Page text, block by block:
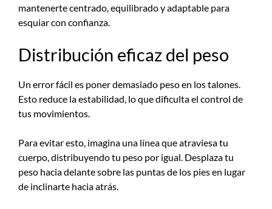
mantenerte centrado, equilibrado y adaptable para
esquiar con confianza.
Distribución eficaz del peso
Un error fácil es poner demasiado peso en los talones.
Esto reduce la estabilidad, lo que dificulta el control de
tus movimientos.
Para evitar esto, imagina una línea que atraviesa tu
cuerpo, distribuyendo tu peso por igual. Desplaza tu
peso hacia delante sobre las puntas de los pies en lugar
de inclinarte hacia atrás.